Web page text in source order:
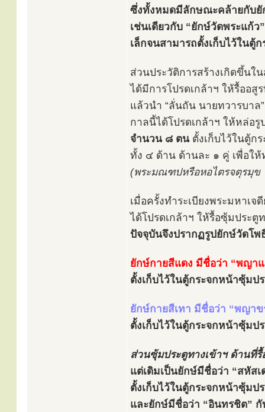
ซึ่งทั้งหมดมีลักษณะคล้ายกับยั
เช่นเดียวกับ “ยักษ์วัดพระแก้
เล็กจนสามารถตั้งเก็บไว้ใน
ส่วนประวัติการสร้างเกิดขึ้นใ
ได้มีการโปรดเกล้าฯ ให้รื้ออสู
แล้วนำ “ลั่นถัน นายทวารบา
กาลนี้ได้โปรดเกล้าฯ ให้หล่อ
จำนวน ๘ ตนตั้งเก็บไว้ในตู้ก
ทั้ง ๔ ด้าน ด้านละ ๑ คู่ เพื่อใ
(พระมณฑปหรือหอไตรจตุรมุข
เมื่อครั้งทำระเบียงพระมหาเ
ได้โปรดเกล้าฯ ให้รื้อซุ้มประ
ปัจจุบันจึงปรากฏรูปยักษ์วัดโ
ยักษ์กายสีแดง มีชื่อว่า “พญา
ตั้งเก็บไว้ในตู้กระจกหน้าซุ้มป
ยักษ์กายสีเทา มีชื่อว่า “พญาข
ตั้งเก็บไว้ในตู้กระจกหน้าซุ้มป
ส่วนซุ้มประตูทางเข้าฯ ด้านที่
แต่เดิมเป็นยักษ์มีชื่อว่า “สหัส
ตั้งเก็บไว้ในตู้กระจกหน้าซุ้มป
และยักษ์มีชื่อว่า “อินทรชิต” กั